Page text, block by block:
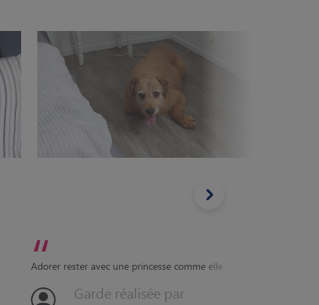
“
Adorer rester avec une princesse comme elle
Garde réalisée par
ana celeste 44590